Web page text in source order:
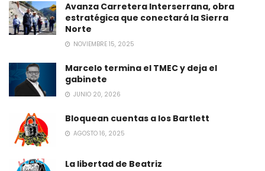
Avanza Carretera Interserrana, obra
estratégica que conectará la Sierra
Norte
NOVIEMBRE 15, 2025
Marcelo termina el TMEC y deja el
gabinete
JUNIO 20, 2026
Bloquean cuentas a los Bartlett
AGOSTO 16, 2025
La libertad de Beatriz